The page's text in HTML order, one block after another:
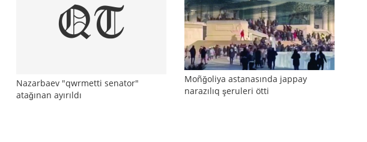
Nazarbaev "qwrmetti senator"
atağınan ayırıldı
Moñğoliya astanasında jappay
narazılıq şeruleri ötti